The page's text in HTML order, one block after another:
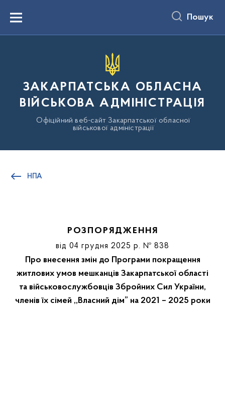
вмістуMenu Пошук
ЗАКАРПАТСЬКА ОБЛАСНА
ВІЙСЬКОВА АДМІНІСТРАЦІЯ
Офіційний веб-сайт Закарпатської обласної
військової адміністрації
НПА
РОЗПОРЯДЖЕННЯ
від 04 грудня 2025 р. № 838
Про внесення змін до Програми покращення
житлових умов мешканців Закарпатської області
та військовослужбовців Збройних Сил України,
членів їх сімей ,,Власний дім” на 2021 – 2025 роки